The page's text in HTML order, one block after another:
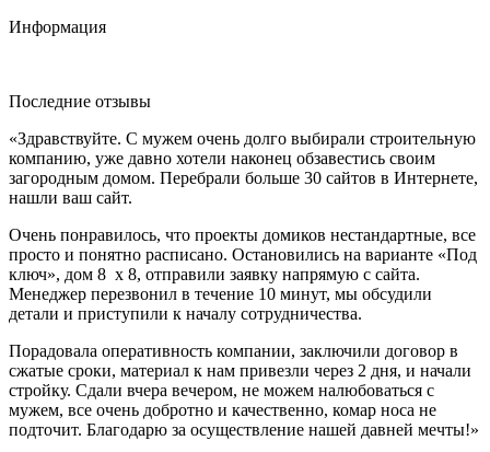
Информация
Последние отзывы
«Здравствуйте. С мужем очень долго выбирали строительную
компанию, уже давно хотели наконец обзавестись своим
загородным домом. Перебрали больше 30 сайтов в Интернете,
нашли ваш сайт.
Очень понравилось, что проекты домиков нестандартные, все
просто и понятно расписано. Остановились на варианте «Под
ключ», дом 8 х 8, отправили заявку напрямую с сайта.
Менеджер перезвонил в течение 10 минут, мы обсудили
детали и приступили к началу сотрудничества.
Порадовала оперативность компании, заключили договор в
сжатые сроки, материал к нам привезли через 2 дня, и начали
стройку. Сдали вчера вечером, не можем налюбоваться с
мужем, все очень добротно и качественно, комар носа не
подточит. Благодарю за осуществление нашей давней мечты!»